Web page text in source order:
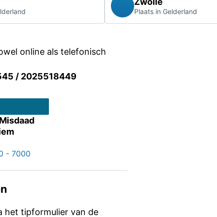
online als telefonisch
/ 2025518449
- 7000
het tipformulier van de
Plaats in Gelderland